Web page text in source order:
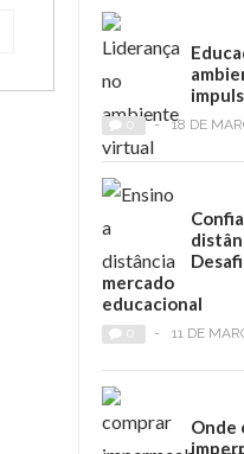
- 18 DE
mercado
educacional
- 11 DE
Onde